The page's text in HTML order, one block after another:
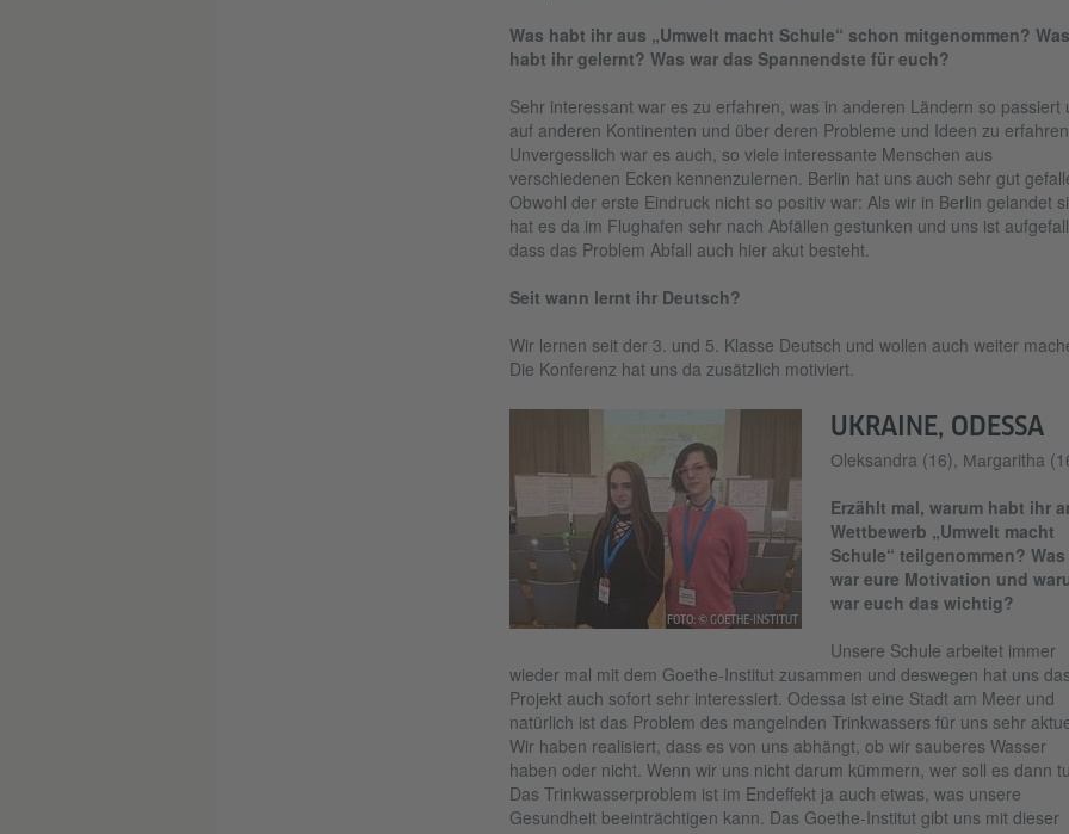
Was habt ihr aus „Umwelt macht Schule“ schon mitgenommen? Was
habt ihr gelernt? Was war das Spannendste für euch?
Sehr interessant war es zu erfahren, was in anderen Ländern so passiert
auf anderen Kontinenten und über deren Probleme und Ideen zu
Unvergesslich war es auch, so viele interessante Menschen aus
verschiedenen Ecken kennenzulernen. Berlin hat uns auch sehr gut
Obwohl der erste Eindruck nicht so positiv war: Als wir in Berlin gelandet
hat es da im Flughafen sehr nach Abfällen gestunken und uns ist
dass das Problem Abfall auch hier akut besteht.
Seit wann lernt ihr Deutsch?
Wir lernen seit der 3. und 5. Klasse Deutsch und wollen auch weiter
Die Konferenz hat uns da zusätzlich motiviert.
FOTO: © GOETHE-INSTITUT
UKRAINE, ODESSA
Оleksandra (16), Маrgaritha
Erzählt mal, warum habt ihr
Wettbewerb „Umwelt macht
Schule“ teilgenommen? Was
war eure Motivation und
war euch das wichtig?
Unsere Schule arbeitet immer
wieder mal mit dem Goethe-Institut zusammen und deswegen hat uns das
Projekt auch sofort sehr interessiert. Odessa ist eine Stadt am Meer und
natürlich ist das Problem des mangelnden Trinkwassers für uns sehr
Wir haben realisiert, dass es von uns abhängt, ob wir sauberes Wasser
haben oder nicht. Wenn wir uns nicht darum kümmern, wer soll es dann
Das Trinkwasserproblem ist im Endeffekt ja auch etwas, was unsere
Gesundheit beeinträchtigen kann. Das Goethe-Institut gibt uns mit dieser